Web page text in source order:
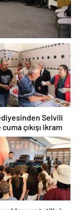
Selvili
çıkışı ikram